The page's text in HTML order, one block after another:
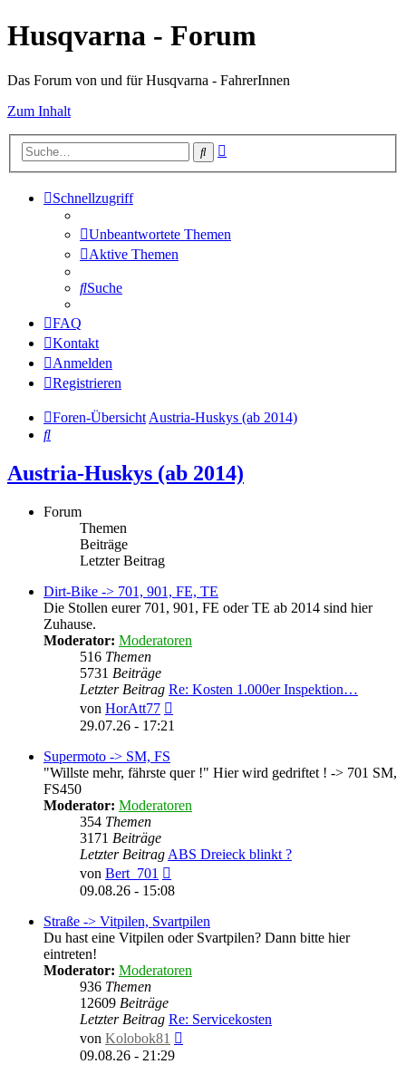
Husqvarna - Forum
Das Forum von und für Husqvarna - FahrerInnen
Zum Inhalt
Suche
Schnellzugriff
Unbeantwortete Themen
Aktive Themen
Suche
FAQ
Kontakt
Anmelden
Registrieren
Foren-ÜbersichtAustria-Huskys (ab 2014)
Suche
Austria-Huskys (ab 2014)
Forum
Themen
Beiträge
Letzter Beitrag
Dirt-Bike -> 701, 901, FE, TE
Die Stollen eurer 701, 901, FE oder TE ab 2014 sind hier
Zuhause.
Moderator: Moderatoren
516 Themen
5731 Beiträge
Letzter Beitrag Re: Kosten 1.000er Inspektion…
von HorAtt77
29.07.26 - 17:21
Supermoto -> SM, FS
"Willste mehr, fährste quer !" Hier wird gedriftet ! -> 701 SM,
FS450
Moderator: Moderatoren
354 Themen
3171 Beiträge
Letzter Beitrag ABS Dreieck blinkt ?
von Bert_701
Beitrag
09.08.26 - 15:08
Straße -> Vitpilen, Svartpilen
Du hast eine Vitpilen oder Svartpilen? Dann bitte hier
eintreten!
Moderator: Moderatoren
936 Themen
12609 Beiträge
Letzter Beitrag Re: Servicekosten
von Kolobok81
09.08.26 - 21:29